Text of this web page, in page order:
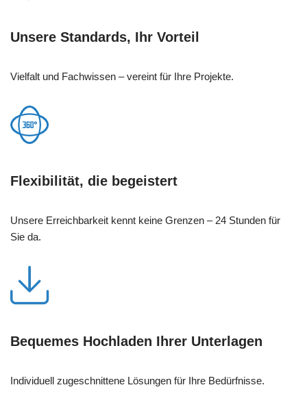
Unsere Standards, Ihr Vorteil
Vielfalt und Fachwissen – vereint für Ihre Projekte.
Flexibilität, die begeistert
Unsere Erreichbarkeit kennt keine Grenzen – 24 Stunden für
Sie da.
Bequemes Hochladen Ihrer Unterlagen
Individuell zugeschnittene Lösungen für Ihre Bedürfnisse.